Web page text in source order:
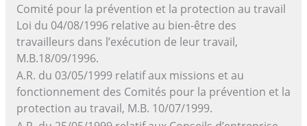
Comité pour la prévention et la protection au travail
Loi du 04/08/1996 relative au bien-être des
travailleurs dans l’exécution de leur travail,
M.B.18/09/1996.
A.R. du 03/05/1999 relatif aux missions et au
fonctionnement des Comités pour la prévention et la
protection au travail, M.B. 10/07/1999.